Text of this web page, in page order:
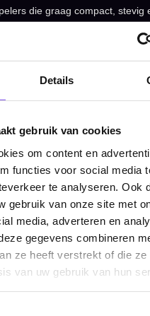
Details
gebruik van cookies
om content en
functies voor social media
te analyseren. Ook
gebruik van onze site met
media, adverteren en
gegevens combineren
ze heeft verstrekt of die ze
van uw gebruik van hun
die graag compact, stevig
gewichten
Daardoor kun je binnen
als set van 3 dartpijlen
Gold 90% dartpijlen worden
drie steeltip dartpijlen.
setup later verder